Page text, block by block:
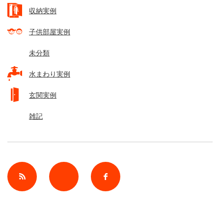
収納実例
子供部屋実例
未分類
水まわり実例
玄関実例
雑記
Twitter